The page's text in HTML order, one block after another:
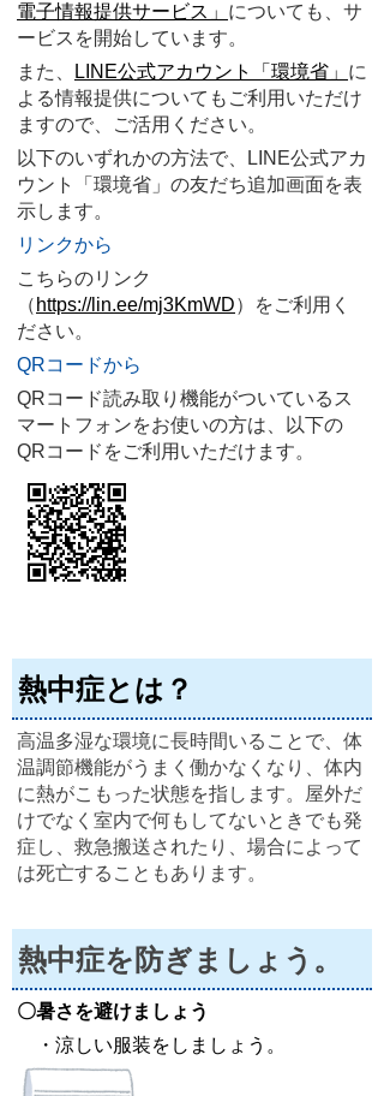
電子情報提供サービス」 についても、サ
ービスを開始しています。
また、
LINE公式アカウント「環境省」 に
よる情報提供についてもご利用いただけ
ますので、ご活用ください。
以下のいずれかの方法で、LINE公式アカ
ウント「環境省」の友だち追加画面を表
示します。
リンクから
こちらのリンク
（ https://lin.ee/mj3KmWD）をご利用く
ださい。
QRコードから
QRコード読み取り機能がついているス
マートフォンをお使いの方は、以下の
QRコードをご利用いただけます。
熱中症とは？
高温多湿な環境に長時間いることで、体
温調節機能がうまく働かなくなり、体内
に熱がこもった状態を指します。屋外だ
けでなく室内で何もしてないときでも発
症し、救急搬送されたり、場合によって
は死亡することもあります。
熱中症を防ぎましょう。
〇暑さを避けましょう
・涼しい服装をしましょう。